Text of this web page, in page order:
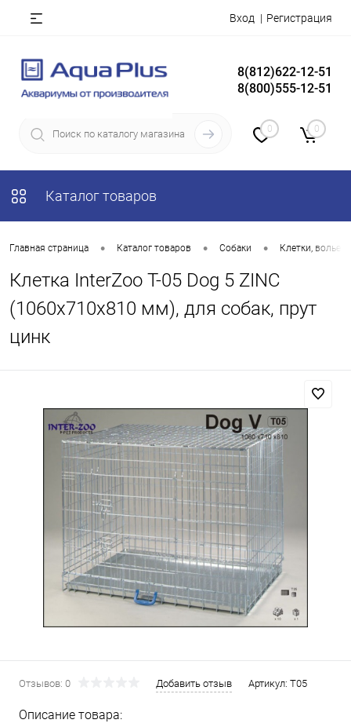
Вход Регистрация
8(812)622-12-51
8(800)555-12-51
0 0
Каталог товаров
Главная страница • Каталог товаров • Собаки • Клетки,
Клетка InterZoo T-05 Dog 5 ZINC
(1060х710х810 мм), для собак, прут
цинк
Отзывов: 0 Добавить отзыв Артикул: T05
Описание товара: